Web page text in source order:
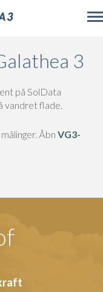
3
på SolData
vandret flade.
Åbn VG3-